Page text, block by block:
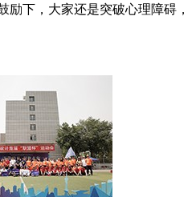
励下，大家还是突破心理障碍，